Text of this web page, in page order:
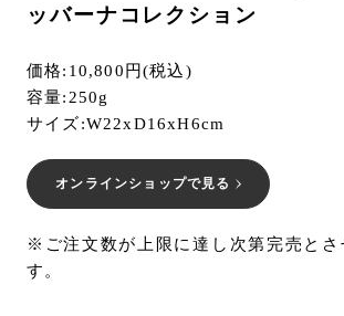
ッバーナコレクション
価格:10,800円(税込)
容量:250g
サイズ:W22xD16xH6cm
オンラインショップで見る
※ご注文数が上限に達し次第完売とさ
す。